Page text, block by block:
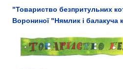
"Товариство безпритульних
Ворониної "Нямлик і балакуча